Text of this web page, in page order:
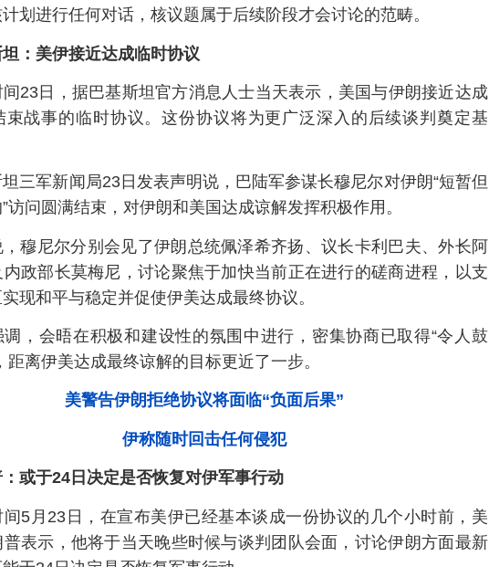
划进行任何对话，核议题属于后续阶段才会讨论的范畴。
：美伊接近达成临时协议
23日，据巴基斯坦官方消息人士当天表示，美国与伊朗接近达成
束战事的临时协议。这份协议将为更广泛深入的后续谈判奠定基
三军新闻局23日发表声明说，巴陆军参谋长穆尼尔对伊朗“短暂但
访问圆满结束，对伊朗和美国达成谅解发挥积极作用。
穆尼尔分别会见了伊朗总统佩泽希齐扬、议长卡利巴夫、外长阿
政部长莫梅尼，讨论聚焦于加快当前正在进行的磋商进程，以支
现和平与稳定并促使伊美达成最终协议。
调，会晤在积极和建设性的氛围中进行，密集协商已取得“令人鼓
距离伊美达成最终谅解的目标更近了一步。
美警告伊朗拒绝协议将面临“负面后果”
伊称随时回击任何侵犯
或于24日决定是否恢复对伊军事行动
间5月23日，在宣布美伊已经基本谈成一份协议的几个小时前，美
表示，他将于当天晚些时候与谈判团队会面，讨论伊朗方面最新